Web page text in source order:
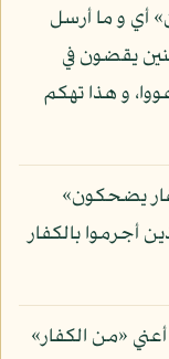
أي و ما أرسل
يقضون في
و هذا تهكم
يضحكون»
أجرموا بالكفار
«من الكفار»